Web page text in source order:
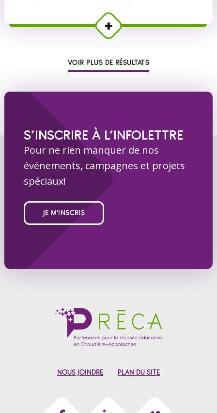
VOIR PLUS DE RÉSULTATS
S’INSCRIRE À L’INFOLETTRE
Pour ne rien manquer de nos
événements, campagnes et projets
spéciaux!
JE M'INSCRIS
NOUS JOINDRE PLAN DU SITE